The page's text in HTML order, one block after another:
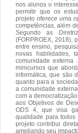
nos alunos o
permitir que os
projeto oferece uma
competências, além
Segundo as
(FORPROEX, 2018),
entre ensino,
novas habilidades,
comunidade externa
minicursos que
informática, que são
quanto para a
a comunidade
com a
aos Objetivos de
ODS 4, que visa
qualidade para todos
projeto contribui
ampliando seu